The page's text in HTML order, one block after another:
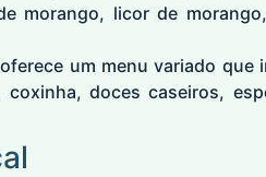
morango, licor de
um menu variado
doces caseiros,